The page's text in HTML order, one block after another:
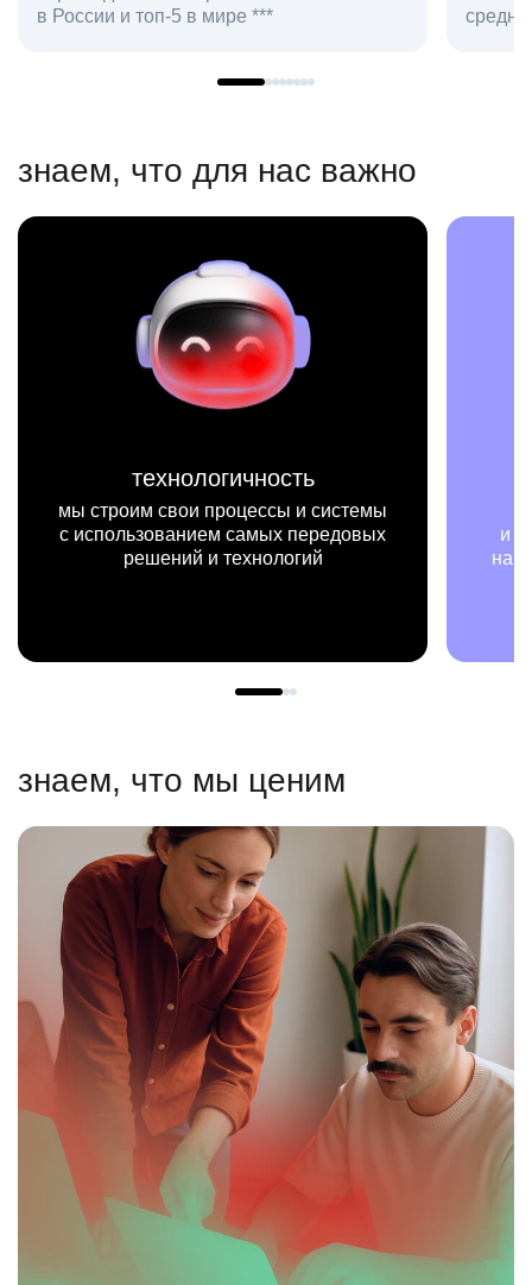
***
средняя оценка hh.ru как
знаем, что для нас важно
процессы и системы
самых передовых
и технологий
мы на
и примерах видим,
нашей работы
знаем, что мы ценим